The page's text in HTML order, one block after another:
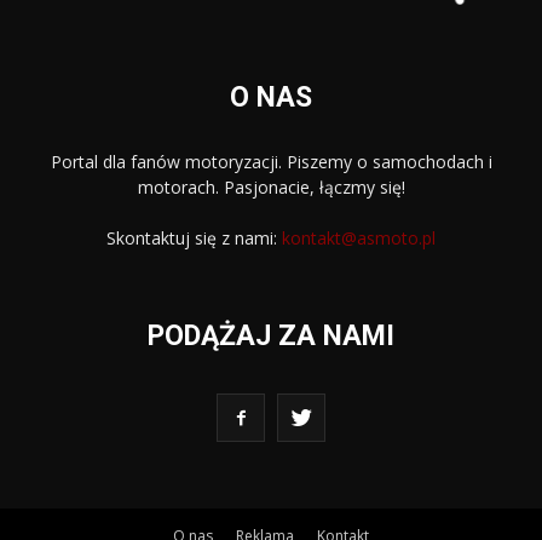
O NAS
Portal dla fanów motoryzacji. Piszemy o samochodach i
motorach. Pasjonacie, łączmy się!
Skontaktuj się z nami: kontakt@asmoto.pl
PODĄŻAJ ZA NAMI
O nas Reklama Kontakt